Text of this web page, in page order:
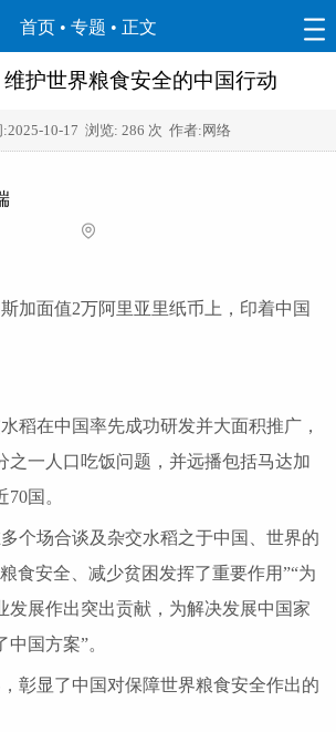
首页 • 专题 • 正文
护世界粮食安全的中国行动
:2025-10-17 浏览: 286 次 作者:网络
加面值2万阿里亚里纸币上，印着中国
稻在中国率先成功研发并大面积推广，
之一人口吃饭问题，并远播包括马达加
国。
个场合谈及杂交水稻之于中国、世界的
食安全、减少贫困发挥了重要作用”“为
发展作出突出贡献，为解决发展中国家
国方案”。
彰显了中国对保障世界粮食安全作出的